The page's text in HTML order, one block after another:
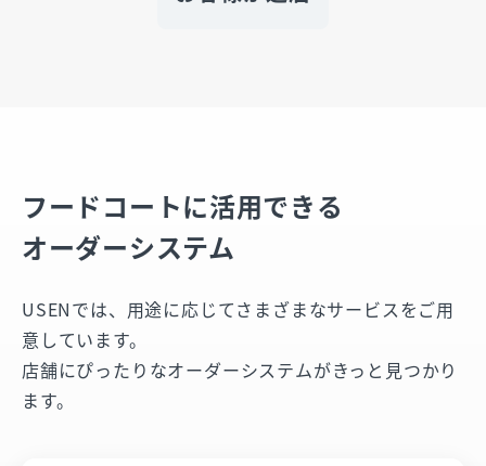
フードコートに活用できる
オーダーシステム
USENでは、用途に応じてさまざまなサービスをご用
意しています。
店舗にぴったりなオーダーシステムがきっと見つかり
ます。